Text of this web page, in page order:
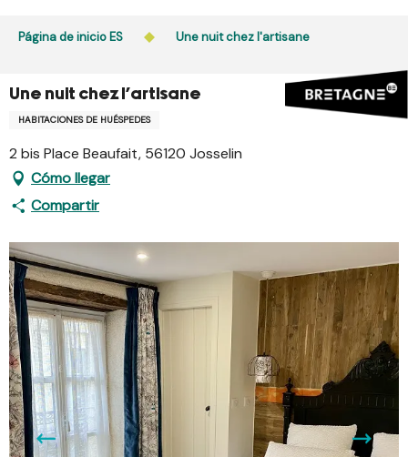
Página de inicio ES Une nuit chez l'artisane
Une nuit chez l'artisane
HABITACIONES DE HUÉSPEDES
2 bis Place Beaufait, 56120 Josselin
Cómo llegar
Compartir